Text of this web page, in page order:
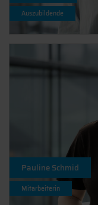
Auszubildende
Pauline Schmid
Mitarbeiterin